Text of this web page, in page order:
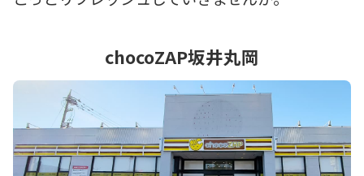
chocoZAP坂井丸岡